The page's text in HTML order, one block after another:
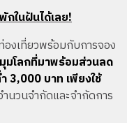
ในฝันได้เลย!
องเที่ยวพร้อมกับการจอง
มโลกที่มาพร้อมส่วนลด
3,000 บาท เพียงใช้
นวนจำกัดและจำกัดการ